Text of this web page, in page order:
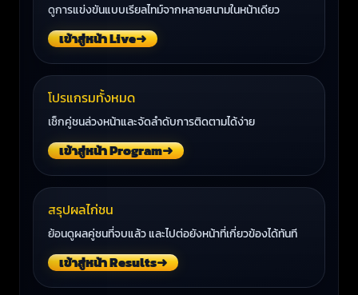
ดูการแข่งขันแบบเรียลไทม์จากหลายสนามในหน้าเดียว
เข้าสู่หน้า Live➜
โปรแกรมทั้งหมด
เช็กคู่ชนล่วงหน้าและจัดลำดับการติดตามได้ง่าย
เข้าสู่หน้า Program➜
สรุปผลไก่ชน
ย้อนดูผลคู่ชนที่จบแล้ว และไปต่อยังหน้าที่เกี่ยวข้องได้ทันที
เข้าสู่หน้า Results➜